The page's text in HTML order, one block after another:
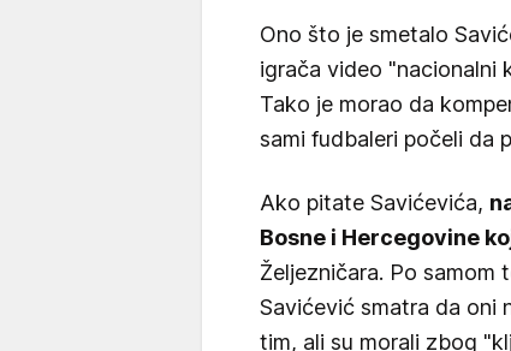
Ono što je smetalo
igrača video "nacionalni
Tako je morao da
sami fudbaleri počeli da
Ako pitate Savićevića,
Bosne i Hercegovine
Željezničara. Po samom
Savićević smatra da oni
tim, ali su morali zbog